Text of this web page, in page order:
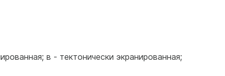
в - тектонически экранированная;